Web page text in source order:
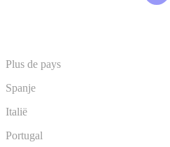
Plus de pays
Spanje
Italië
Portugal